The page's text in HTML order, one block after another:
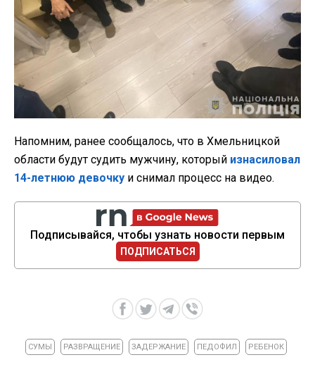
Напомним, ранее сообщалось, что в Хмельницкой
области будут судить мужчину, который изнасиловал
14-летнюю девочку и снимал процесс на видео.
Подписывайся, чтобы узнать новости первым
ПОДПИСАТЬСЯ
СУМЫ РАЗВРАЩЕНИЕ ЗАДЕРЖАНИЕ ПЕДОФИЛ РЕБЕНОК